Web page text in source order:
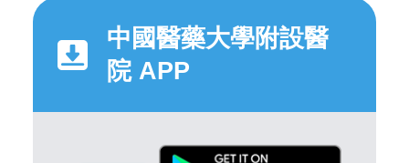
中國醫藥大學附設醫
院 APP